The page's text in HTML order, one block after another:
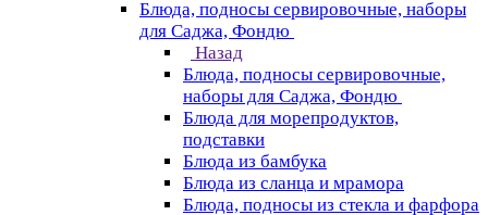
Блюда, подносы сервировочные, наборы
для Саджа, Фондю
Назад
Блюда, подносы сервировочные,
наборы для Саджа, Фондю
Блюда для морепродуктов,
подставки
Блюда из бамбука
Блюда из сланца и мрамора
Блюда, подносы из стекла и фарфора